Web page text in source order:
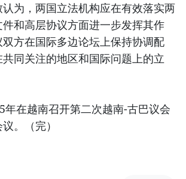
为，两国立法机构应在有效落实两
和高层协议方面进一步发挥其作
方在国际多边论坛上保持协调配
同关注的地区和国际问题上的立
年在越南召开第二次越南-古巴议会
。（完）